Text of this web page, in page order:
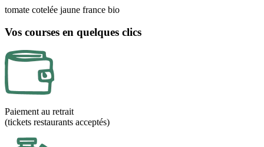
tomate cotelée jaune france bio
Vos courses en quelques clics
Paiement au retrait
(tickets restaurants acceptés)